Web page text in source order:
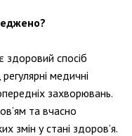
здоровий спосіб
медичні
захворювань.
та вчасно
змін у стані здоров’я.